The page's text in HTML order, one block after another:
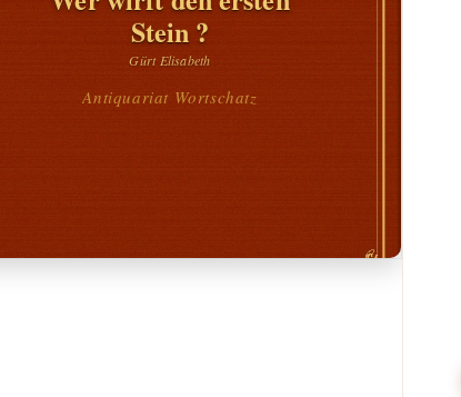
Stein ?
Gürt Elisabeth
Antiquariat Wortschatz